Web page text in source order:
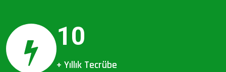
10
+ Yıllık Tecrübe